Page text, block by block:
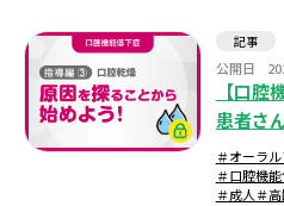
記事
公開日
【口
患者さ
＃オーラ
＃口腔機
＃成人＃